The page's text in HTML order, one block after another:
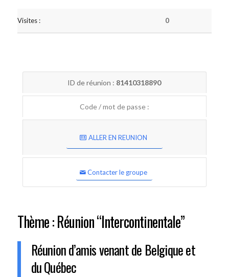
Visites : 0
ID de réunion : 81410318890
Code / mot de passe :
ALLER EN REUNION
Contacter le groupe
Thème : Réunion “Intercontinentale”
Réunion d’amis venant de Belgique et
du Québec